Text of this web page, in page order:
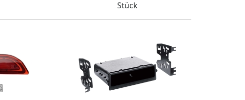
Stück